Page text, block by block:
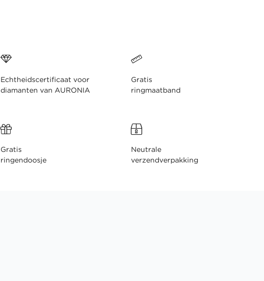
Echtheidscertificaat voor
diamanten van AURONIA
Gratis
ringmaatband
Gratis
ringendoosje
Neutrale
verzendverpakking